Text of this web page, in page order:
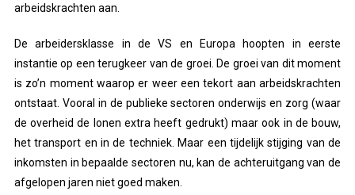
arbeidskrachten aan.
De arbeidersklasse in de VS en Europa hoopten in eerste
instantie op een terugkeer van de groei. De groei van dit moment
is zo’n moment waarop er weer een tekort aan arbeidskrachten
ontstaat. Vooral in de publieke sectoren onderwijs en zorg (waar
de overheid de lonen extra heeft gedrukt) maar ook in de bouw,
het transport en in de techniek. Maar een tijdelijk stijging van de
inkomsten in bepaalde sectoren nu, kan de achteruitgang van de
afgelopen jaren niet goed maken.